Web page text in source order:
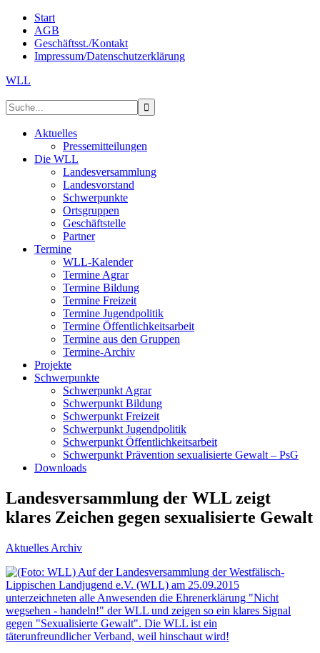
Start
AGB
Geschäftsst./Kontakt
Impressum/Datenschutzerklärung
WLL
Aktuelles
Pressemitteilungen
Die WLL
Landesversammlung
Landesvorstand
Schwerpunkte
Ortsgruppen
Geschäftstelle
Partner
Termine
WLL-Kalender
Termine Agrar
Termine Bildung
Termine Freizeit
Termine Jugendpolitik
Termine Öffentlichkeitsarbeit
Termine aus den Gruppen
Termine-Archiv
Projekte
Schwerpunkte
Schwerpunkt Agrar
Schwerpunkt Bildung
Schwerpunkt Freizeit
Schwerpunkt Jugendpolitik
Schwerpunkt Öffentlichkeitsarbeit
Schwerpunkt Prävention sexualisierte Gewalt – PsG
Downloads
Landesversammlung der WLL zeigt
klares Zeichen gegen sexualisierte Gewalt
Aktuelles Archiv